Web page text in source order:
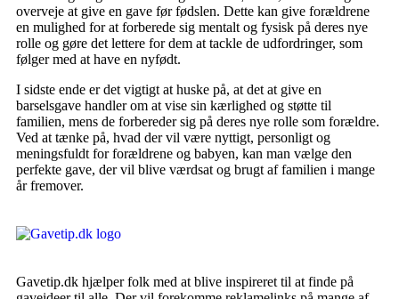
overveje at give en gave før fødslen. Dette kan give forældrene
en mulighed for at forberede sig mentalt og fysisk på deres nye
rolle og gøre det lettere for dem at tackle de udfordringer, som
følger med at have en nyfødt.
I sidste ende er det vigtigt at huske på, at det at give en
barselsgave handler om at vise sin kærlighed og støtte til
familien, mens de forbereder sig på deres nye rolle som forældre.
Ved at tænke på, hvad der vil være nyttigt, personligt og
meningsfuldt for forældrene og babyen, kan man vælge den
perfekte gave, der vil blive værdsat og brugt af familien i mange
år fremover.
Gavetip.dk hjælper folk med at blive inspireret til at finde på